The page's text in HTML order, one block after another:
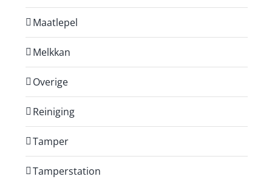
Maatlepel
Melkkan
Overige
Reiniging
Tamper
Tamperstation